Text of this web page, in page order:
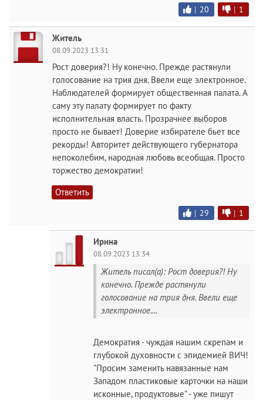
| 20 | 1
Житель
08.09.2023 13:31
Рост доверия?! Ну конечно. Прежде растянули
голосование на трия дня. Ввели еще электронное.
Наблюдателей формирует общественная палата. А
саму эту палату формирует по факту
исполнительная власть. Прозрачнее выборов
просто не бывает! Доверие избирателе бьет все
рекорды! Авторитет действующего губернатора
непоколебим, народная любовь всеобщая. Просто
торжество демократии!
Ответить
| 29 | 1
Ирина
08.09.2023 13:34
Житель писал(а): Рост доверия?! Ну
конечно. Прежде растянули
голосование на трия дня. Ввели еще
электронное....
Демократия - чуждая нашим скрепам и
глубокой духовности с эпидемией ВИЧ!
"Просим заменить навязанные нам
Западом пластиковые карточки на наши
исконные, продуктовые" - уже пишут